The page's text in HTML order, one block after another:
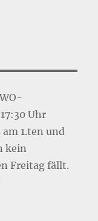
Uhr
1.ten und
kein
Freitag fällt.